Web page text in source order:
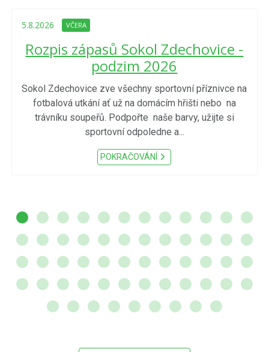
5.8.2026 VČERA
Rozpis zápasů Sokol Zdechovice -
podzim 2026
Sokol Zdechovice zve všechny sportovní příznivce na
fotbalová utkání ať už na domácím hřišti nebo na
trávníku soupeřů. Podpořte naše barvy, užijte si
sportovní odpoledne a...
POKRAČOVÁNÍ